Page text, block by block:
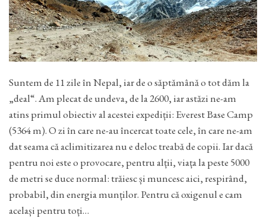
Suntem de 11 zile în Nepal, iar de o săptămână o tot dăm la
„deal“. Am plecat de undeva, de la 2600, iar astăzi ne-am
atins primul obiectiv al acestei expediții: Everest Base Camp
(5364 m). O zi în care ne-au încercat toate cele, în care ne-am
dat seama că aclimitizarea nu e deloc treabă de copii. Iar dacă
pentru noi este o provocare, pentru alții, viața la peste 5000
de metri se duce normal: trăiesc și muncesc aici, respirând,
probabil, din energia munților. Pentru că oxigenul e cam
același pentru toți…